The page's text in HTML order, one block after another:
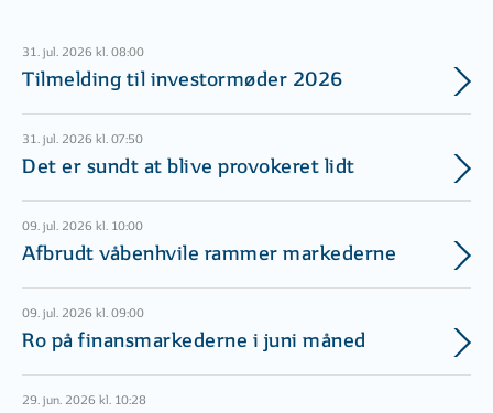
31. jul. 2026 kl. 08:00
Tilmelding til investormøder 2026
31. jul. 2026 kl. 07:50
Det er sundt at blive provokeret lidt
09. jul. 2026 kl. 10:00
Afbrudt våbenhvile rammer markederne
09. jul. 2026 kl. 09:00
Ro på finansmarkederne i juni måned
29. jun. 2026 kl. 10:28